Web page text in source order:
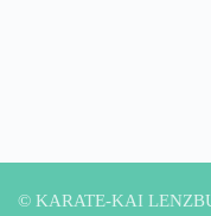
© KARATE-KAI